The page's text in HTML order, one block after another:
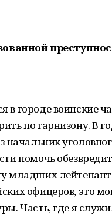
в городе воинские
по гарнизону. В
начальник
помочь
младших
офицеров, это
Часть, где я